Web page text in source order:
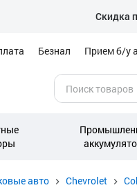
Скидка
Безнал Прием б/у
авто Chevrolet